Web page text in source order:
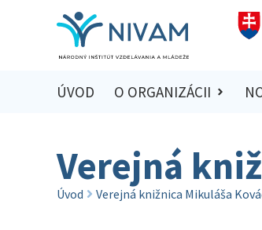
ÚVOD O ORGANIZÁCII
Verejná
Úvod Verejná knižnica Mikuláša